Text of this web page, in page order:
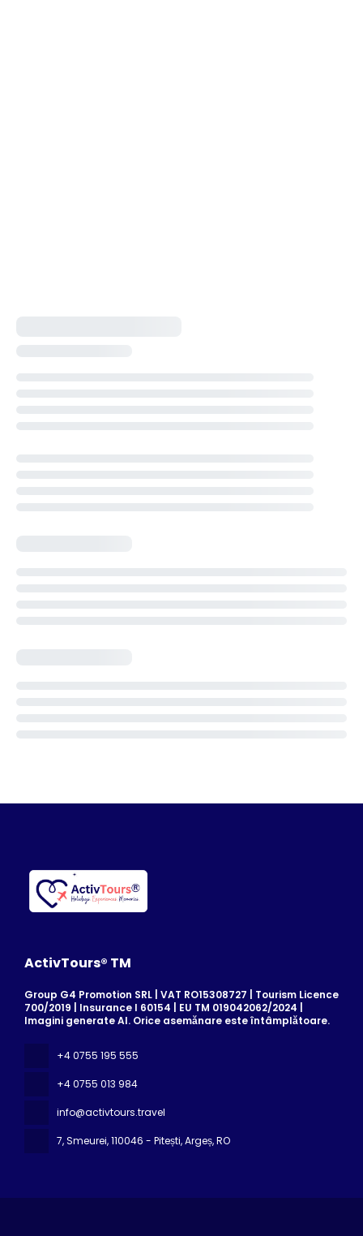
ActivTours® TM
Group G4 Promotion SRL | VAT RO15308727 | Tourism Licence
700/2019 | Insurance I 60154 | EU TM 019042062/2024 |
Imagini generate AI. Orice asemănare este întâmplătoare.
+4 0755 195 555
+4 0755 013 984
info@activtours.travel
7, Smeurei, 110046 - Pitești, Argeș, RO